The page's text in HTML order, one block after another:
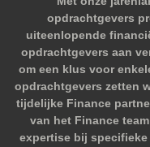
opdrachtgevers
uiteenlopende
opdrachtgevers aan
om een klus voor
opdrachtgevers zetten
tijdelijke Finance
van het Finance
expertise bij